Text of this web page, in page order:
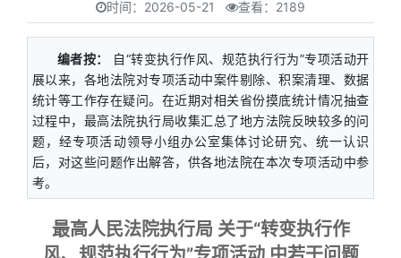
时间： 2026-05-21 查看：2189
编者按：
自“转变执行作风、规范执行行为”专项活动开
展以来，各地法院对专项活动中案件剔除、积案清理、数据
统计等工作存在疑问。在近期对相关省份摸底统计情况抽查
过程中，最高法院执行局收集汇总了地方法院反映较多的问
题，经专项活动领导小组办公室集体讨论研究、统一认识
后，对这些问题作出解答，供各地法院在本次专项活动中参
考。
最高人民法院执行局 关于“转变执行作